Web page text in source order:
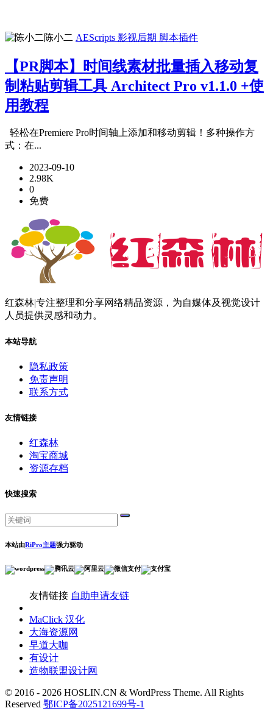
陈小二 AEScripts 影视后期 脚本插件
【PR脚本】时间线素材批量插入移动复
制粘贴剪辑工具 Architect Pro v1.1.0 +使
用教程
轻松在Premiere Pro时间轴上添加和移动剪辑！多种操作方
式：在...
2023-09-10
2.98K
0
免费
红森林|专注整理和分享网络精品资源，为自媒体及视觉设计
人员提供灵感和动力。
本站导航
隐私政策
免责声明
联系方式
友情链接
红森林
淘宝商城
资源存档
快速搜索
本站由RiPro主题强力驱动
友情链接 自助申请友链
MaClick 汉化
大海资源网
早道大咖
有设计
造物联盟设计网
© 2016 - 2026 HOSLIN.CN & WordPress Theme. All Rights
Reserved 鄂ICP备2025121699号-1